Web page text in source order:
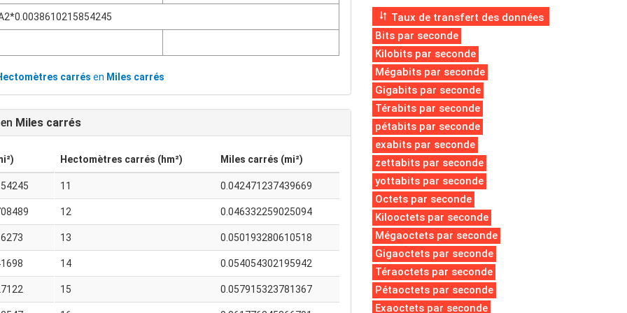
carrés en Miles carrés
Miles carrés
Hectomètres carrés (hm²) Miles carrés (mi²)
11 0.042471237439669
12 0.046332259025094
13 0.050193280610518
14 0.054054302195942
15 0.057915323781367
Taux de transfert des données
Bits par seconde
Kilobits par seconde
Mégabits par seconde
Gigabits par seconde
Térabits par seconde
pétabits par seconde
exabits par seconde
zettabits par seconde
yottabits par seconde
Octets par seconde
Kilooctets par seconde
Mégaoctets par seconde
Gigaoctets par seconde
Téraoctets par seconde
Pétaoctets par seconde
Exaoctets par seconde